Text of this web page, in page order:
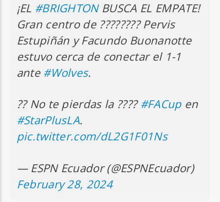
¡EL #BRIGHTONBUSCA EL EMPATE!
Gran centro de ???????? Pervis
Estupiñán y Facundo Buonanotte
estuvo cerca de conectar el 1-1
ante #Wolves.
?? No te pierdas la ????#FACupen
#StarPlusLA.
pic.twitter.com/dL2G1F01Ns
— ESPN Ecuador (@ESPNEcuador)
February 28, 2024